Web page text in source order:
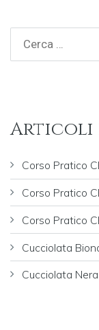
Articoli
Corso Pratico
Corso Pratico
Corso Pratico
Cucciolata
Cucciolata